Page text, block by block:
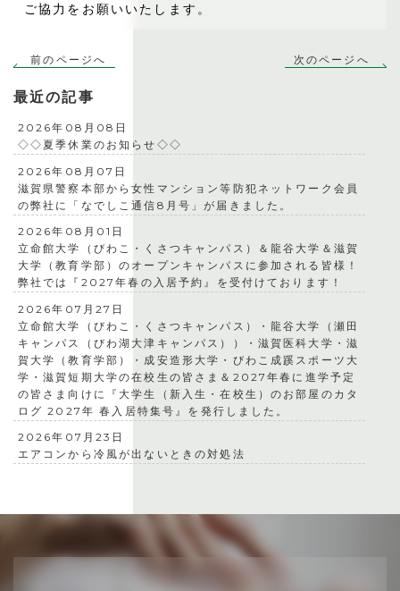
ご協力をお願いいたします。
前のページへ 次のページへ
最近の記事
2026年08月08日
◇◇夏季休業のお知らせ◇◇
2026年08月07日
滋賀県警察本部から女性マンション等防犯ネットワーク会員
の弊社に「なでしこ通信8月号」が届きました。
2026年08月01日
立命館大学（びわこ・くさつキャンパス）＆龍谷大学＆滋賀
大学（教育学部）のオープンキャンパスに参加される皆様！
弊社では『2027年春の入居予約』を受付けております！
2026年07月27日
立命館大学（びわこ・くさつキャンパス）・龍谷大学（瀬田
キャンパス（びわ湖大津キャンパス））・滋賀医科大学・滋
賀大学（教育学部）・成安造形大学・びわこ成蹊スポーツ大
学・滋賀短期大学の在校生の皆さま＆2027年春に進学予定
の皆さま向けに『大学生（新入生・在校生）のお部屋のカタ
ログ 2027年 春入居特集号』を発行しました。
2026年07月23日
エアコンから冷風が出ないときの対処法